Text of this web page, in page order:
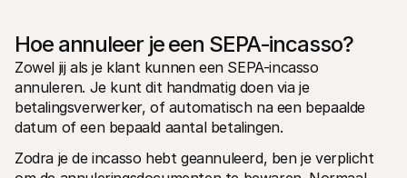
Hoe annuleer je een SEPA-incasso?
Zowel jij als je klant kunnen een SEPA-incasso
annuleren. Je kunt dit handmatig doen via je
betalingsverwerker, of automatisch na een bepaalde
datum of een bepaald aantal betalingen.
Zodra je de incasso hebt geannuleerd, ben je verplicht